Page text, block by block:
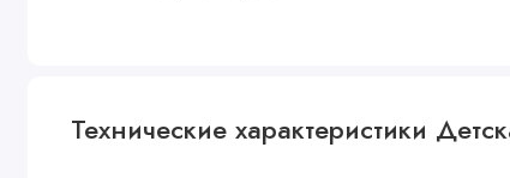
Технические характеристики